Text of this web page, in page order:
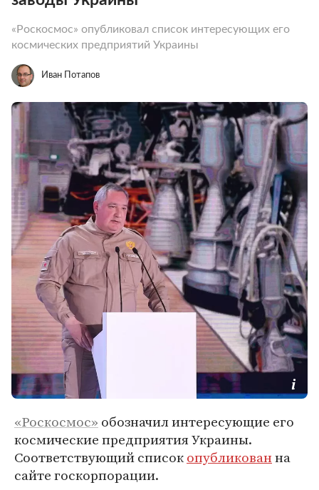
«Роскосмос» опубликовал список интересующих его
космических предприятий Украины
Иван Потапов
«Роскосмос» обозначил интересующие его
космические предприятия Украины.
Соответствующий списокопубликованна
сайте госкорпорации.